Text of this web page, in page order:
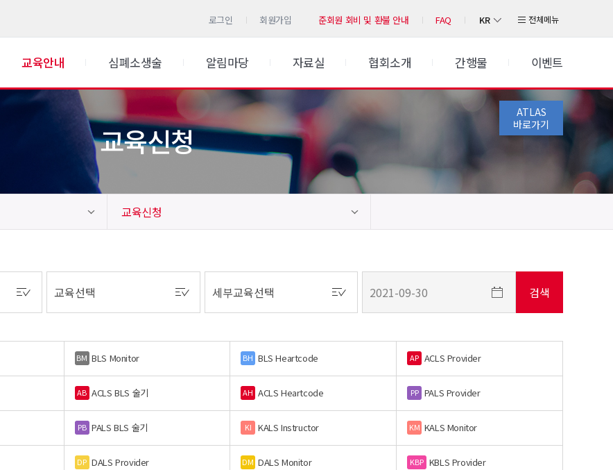
로그인 회원가입 준회원 회비 및 환불 안내 FAQ KR 전체메뉴
교육안내 심폐소생술 알림마당 자료실 협회소개 간행물 이벤트
ATLAS
바로가기
교육신청
교육신청
BM BLS Monitor BH BLS Heartcode AP ACLS Provider
AB ACLS BLS 술기 AH ACLS Heartcode PP PALS Provider
PB PALS BLS 술기 KI KALS Instructor KM KALS Monitor
DP DALS Provider DM DALS Monitor KBP KBLS Provider